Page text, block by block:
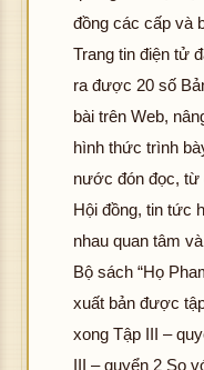
đồng các cấp và
Trang tin điện tử
ra được 20 số
bài trên Web,
hình thức trình
nước đón đọc, từ
Hội đồng, tin tức
nhau quan tâm
Bộ sách “Họ
xuất bản được
xong Tập III –
III – quyển 2 So